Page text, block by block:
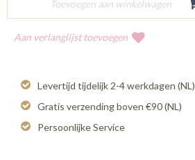
Aan verlanglijst toevoegen
Levertijd tijdelijk 2-4 werkdagen (NL)
Gratis verzending boven €90 (NL)
Persoonlijke Service